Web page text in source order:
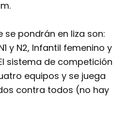
se pondrán en liza son:
y N2, Infantil femenino y
sistema de competición
equipos y se juega
contra todos (no hay